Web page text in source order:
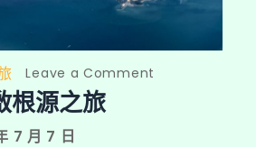
Leave a Comment
根源之旅